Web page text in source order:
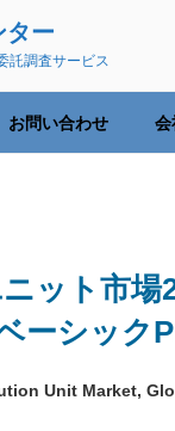
ター
託調査サービス
お問い合わせ 会
ット市場
ーシック
Unit Market,